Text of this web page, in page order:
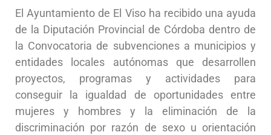
El Ayuntamiento de El Viso ha recibido una ayuda
de la Diputación Provincial de Córdoba dentro de
la Convocatoria de subvenciones a municipios y
entidades locales autónomas que desarrollen
proyectos, programas y actividades para
conseguir la igualdad de oportunidades entre
mujeres y hombres y la eliminación de la
discriminación por razón de sexo u orientación